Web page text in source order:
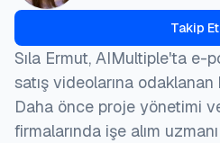
Takip Et
Sıla Ermut, AIMultiple'ta e-
satış videolarına
Daha önce proje yönetimi
firmalarında işe alım